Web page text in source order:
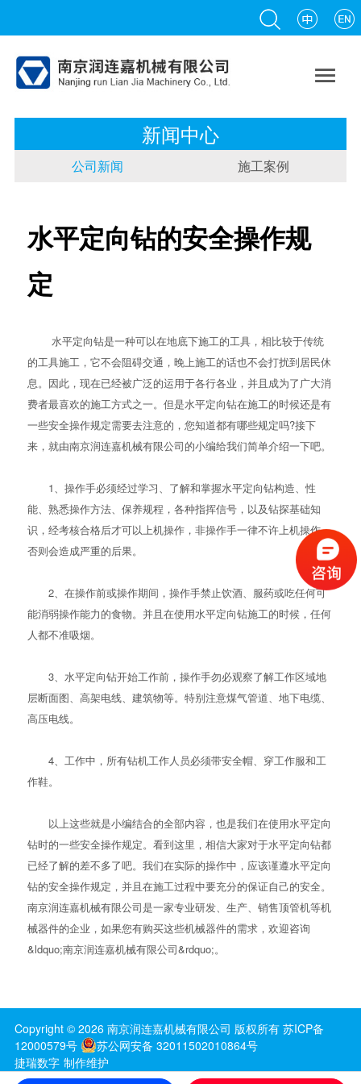

新闻中心
公司新闻 施工案例
水平定向钻的安全操作规
定
水平定向钻是一种可以在地底下施工的工具，相比较于传统
的工具施工，它不会阻碍交通，晚上施工的话也不会打扰到居民休
息。因此，现在已经被广泛的运用于各行各业，并且成为了广大消
费者最喜欢的施工方式之一。但是水平定向钻在施工的时候还是有
一些安全操作规定需要去注意的，您知道都有哪些规定吗?接下
来，就由南京润连嘉机械有限公司的小编给我们简单介绍一下吧。
1、操作手必须经过学习、了解和掌握水平定向钻构造、性
能、熟悉操作方法、保养规程，各种指挥信号，以及钻探基础知
识，经考核合格后才可以上机操作，非操作手一律不许上机操作，
否则会造成严重的后果。
2、在操作前或操作期间，操作手禁止饮酒、服药或吃任何可
能消弱操作能力的食物。并且在使用水平定向钻施工的时候，任何
人都不准吸烟。
3、水平定向钻开始工作前，操作手勿必观察了解工作区域地
层断面图、高架电线、建筑物等。特别注意煤气管道、地下电缆、
高压电线。
4、工作中，所有钻机工作人员必须带安全帽、穿工作服和工
作鞋。
以上这些就是小编结合的全部内容，也是我们在使用水平定向
钻时的一些安全操作规定。看到这里，相信大家对于水平定向钻都
已经了解的差不多了吧。我们在实际的操作中，应该谨遵水平定向
钻的安全操作规定，并且在施工过程中要充分的保证自己的安全。
南京润连嘉机械有限公司是一家专业研发、生产、销售顶管机等机
械器件的企业，如果您有购买这些机械器件的需求，欢迎咨询
&ldquo;南京润连嘉机械有限公司&rdquo;。
Copyright © 2026 南京润连嘉机械有限公司 版权所有 苏ICP备
12000579号
苏公网安备 32011502010864号
捷瑞数字 制作维护